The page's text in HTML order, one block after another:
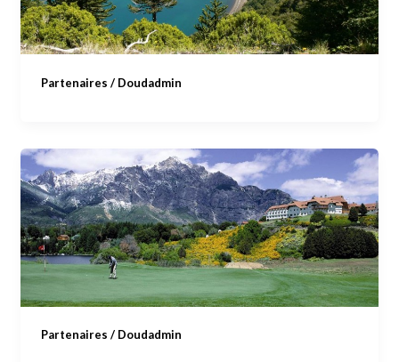
Partenaires / Doudadmin
Partenaires / Doudadmin